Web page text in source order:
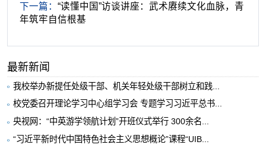
下一篇： “读懂中国”访谈讲座：武术赓续文化血脉，青
年筑牢自信根基
最新新闻
我校举办新提任处级干部、机关年轻处级干部树立和践...
校党委召开理论学习中心组学习会 专题学习习近平总书...
央视网：“中英游学领航计划”开班仪式举行 300余名...
“习近平新时代中国特色社会主义思想概论”课程“UIB...